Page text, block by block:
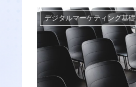
デジタルマーケティング基礎